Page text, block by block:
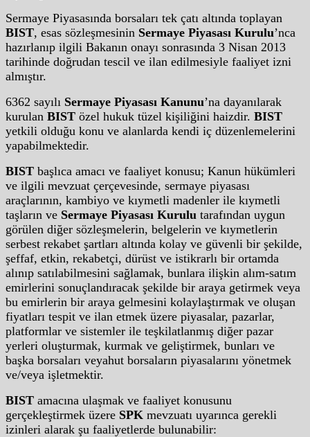
Sermaye Piyasasında borsaları tek çatı altında toplayan
BIST, esas sözleşmesinin Sermaye Piyasası Kurulu’nca
hazırlanıp ilgili Bakanın onayı sonrasında 3 Nisan 2013
tarihinde doğrudan tescil ve ilan edilmesiyle faaliyet izni
almıştır.
6362 sayılı Sermaye Piyasası Kanunu’na dayanılarak
kurulan BIST özel hukuk tüzel kişiliğini haizdir. BIST
yetkili olduğu konu ve alanlarda kendi iç düzenlemelerini
yapabilmektedir.
BIST başlıca amacı ve faaliyet konusu; Kanun hükümleri
ve ilgili mevzuat çerçevesinde, sermaye piyasası
araçlarının, kambiyo ve kıymetli madenler ile kıymetli
taşların ve Sermaye Piyasası Kurulu tarafından uygun
görülen diğer sözleşmelerin, belgelerin ve kıymetlerin
serbest rekabet şartları altında kolay ve güvenli bir şekilde,
şeffaf, etkin, rekabetçi, dürüst ve istikrarlı bir ortamda
alınıp satılabilmesini sağlamak, bunlara ilişkin alım-satım
emirlerini sonuçlandıracak şekilde bir araya getirmek veya
bu emirlerin bir araya gelmesini kolaylaştırmak ve oluşan
fiyatları tespit ve ilan etmek üzere piyasalar, pazarlar,
platformlar ve sistemler ile teşkilatlanmış diğer pazar
yerleri oluşturmak, kurmak ve geliştirmek, bunları ve
başka borsaları veyahut borsaların piyasalarını yönetmek
ve/veya işletmektir.
BIST amacına ulaşmak ve faaliyet konusunu
gerçekleştirmek üzere SPK mevzuatı uyarınca gerekli
izinleri alarak şu faaliyetlerde bulunabilir: